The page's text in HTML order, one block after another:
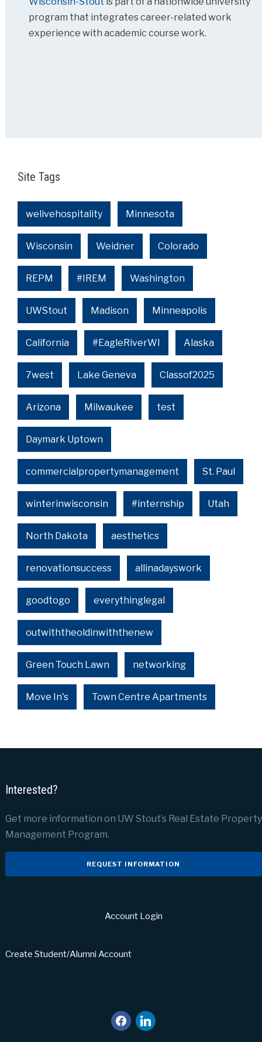
program that integrates career-related work
experience with academic course work.
Site Tags
welivehospitality Minnesota
Wisconsin Weidner Colorado
REPM #IREM Washington
UWStout Madison Minneapolis
California #EagleRiverWI Alaska
7west Lake Geneva Classof2025
Arizona Milwaukee test
Daymark Uptown
commercialpropertymanagement St. Paul
winterinwisconsin #internship Utah
North Dakota aesthetics
renovationsuccess allinadayswork
goodtogo everythinglegal
outwiththeoldinwiththenew
Green Touch Lawn networking
Move In's Town Centre Apartments
Interested?
Get more information on UW Stout’s Real Estate Property
Management Program.
REQUEST INFORMATION
Account Login
Create Student/Alumni Account
facebook
linkedin